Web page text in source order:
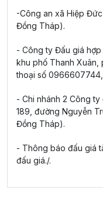
-Công an xã Hiệp
Đồng Tháp).
- Công ty Đấu giá hợp
khu phố Thanh Xuân,
thoại số
- Chi nhánh 2 Công
189, đường Nguyễn
Đồng Tháp).
- Thông báo đấu giá
đấu giá./.